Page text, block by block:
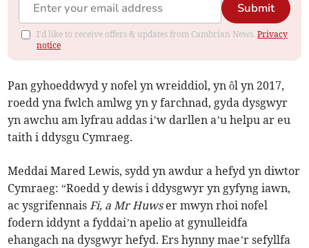
Submit
I'd like to receive offers & updates from Cambrian News.Privacy
notice
Pan gyhoeddwyd y nofel yn wreiddiol, yn ôl yn 2017,
roedd yna fwlch amlwg yn y farchnad, gyda dysgwyr
yn awchu am lyfrau addas i’w darllen a’u helpu ar eu
taith i ddysgu Cymraeg.
Meddai Mared Lewis, sydd yn awdur a hefyd yn diwtor
Cymraeg: “Roedd y dewis i ddysgwyr yn gyfyng iawn,
ac ysgrifennaisFi, a Mr Huwser mwyn rhoi nofel
fodern iddynt a fyddai’n apelio at gynulleidfa
ehangach na dysgwyr hefyd. Ers hynny mae’r sefyllfa